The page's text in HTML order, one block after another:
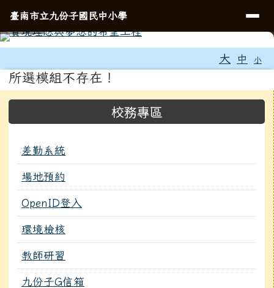
臺南市立九份子國民中小學
導覽列
臺南市立九份子國民中小學
大 中 小
主內容區域
所選模組不存在！
校務專區
差勤系統
場地預約
OpenID登入
環境檢核
教師研習
九份子G信箱
頁尾區域